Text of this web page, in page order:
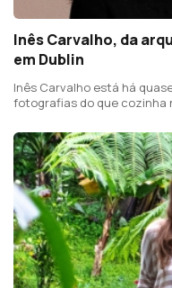
Inês Carvalho, da
em Dublin
Inês Carvalho está há
fotografias do que cozinha